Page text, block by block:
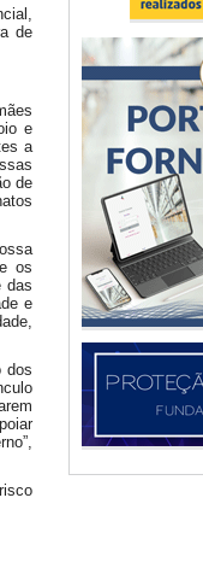
de
e
a
de
os
das
e
dos